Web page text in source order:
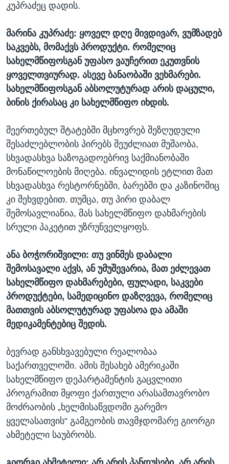
კუპრაძეც დადის.
მარინა კუპრაძე: ყოველ დღე მივდივარ, ვუმზადებ
საკვებს, მომაქვს პროდუქტი. რომელიც
სახელმწიფოსგან უფასო ვაუჩერით ეკუთვნის
ყოველთვიურად. ასევე ბანაობაში ვეხმარები.
სახელმწიფოსგან აბსოლუტურად არის დაცული,
ბინის ქირასაც კი სახელმწიფო იხდის.
შეერთებულ შტატებში მცხოვრებ შეზღუდული
შესაძლებლობის პირებს შეუძლიათ მუშაობა,
სხვადასხვა საზოგადოებრივ საქმიანობაში
მონაწილოების მიღება. ინვალიდის ეტლით მათ
სხვადასხვა რესტორნებში, ბარებში და კაზინოშიც
კი შეხვდებით. თუმცა, თუ პირი დაბალ
შემოსავლიანია, მას სახელმწიფო დახმარების
სრული პაკეტით უზრუნველყოფს.
ანა ბოჭორიშვილი: თუ ვინმეს დაბალი
შემოსავალი აქვს, ან უმუშევარია, მათ ეძლევათ
სახელმწიფო დახმარებები, ფულადი, საკვები
პროდუქტები, სამედიცინო დაზღვევა, რომელიც
მათთვის აბსოლუტურად უფასოა და ამაში
მედიკამენტებიც შედის.
ბევრად განსხვავებული რეალობაა
საქართველოში. ამის შესახებ ამერიკაში
სახელმწიფო დეპარტამენტის გაცვლითი
პროგრამით მყოფი ქართული არასამთავრობო
მოძრაობის „ხელმისაწვდომი გარემო
ყველასათვის“ გამგეობის თავმჯდომარე გიორგი
ახმეტელი საუბრობს.